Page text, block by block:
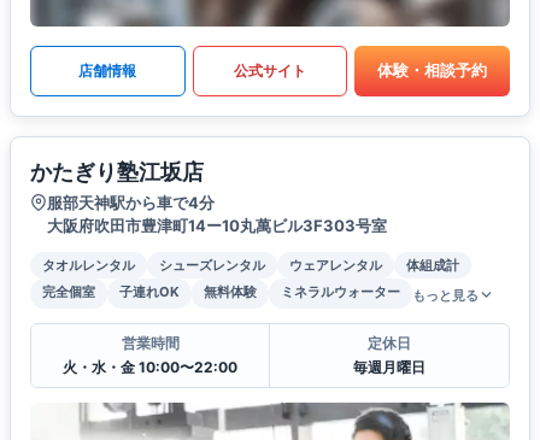
店舗情報 公式サイト 体験・相談予約
かたぎり塾江坂店
服部天神駅から車で4分
大阪府吹田市豊津町14ー10丸萬ビル3F303号室
タオルレンタル シューズレンタル ウェアレンタル
体組成計
完全個室
子連れOK 無料体験 ミネラルウォーター もっと見る
営業時間
火・水・金 10:00〜22:00
定休日
毎週月曜日